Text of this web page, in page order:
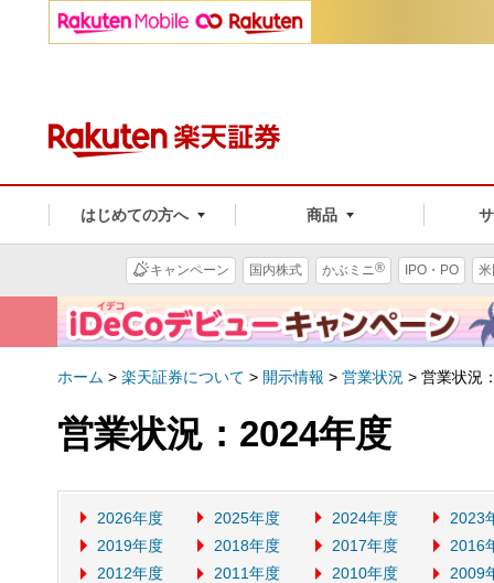
はじめての方へ 商品
キャンペーン 国内株式 かぶミニ® IPO・PO
ホーム > 楽天証券について > 開示情報 > 営業状況 > 営業状況
営業状況：2024年度
2026年度 2025年度 2024年度
2023
2019年度
2018年度 2017年度
2016
2012年度
2011年度 2010年度
2009